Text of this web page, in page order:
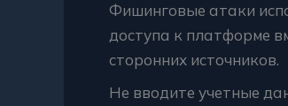
Фишинговые атаки
доступа к платформе
сторонних источников.
Не вводите учетные